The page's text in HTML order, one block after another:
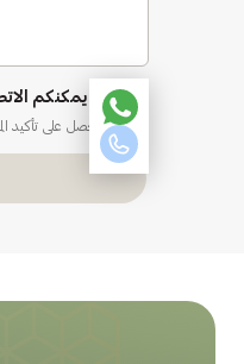
نعم، يمكنكم
ستحصل على تأكيد